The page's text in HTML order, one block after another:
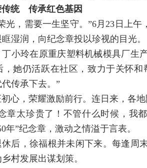
传统 传承红色基因
光，需要一生坚守。”6月23日上
湿润，向纪念章投以珍视的目光。
小玲在原重庆塑料机械模具厂生
，她仍活跃在社区，致力于关怀
传承下去。”
心，荣耀激励前行。连日来，各
章太珍贵了！不管什么时候，我
年”纪念章，激动之情溢于言表。
休后，徐福根并未闲下来。每逢周
村发展出谋划策。